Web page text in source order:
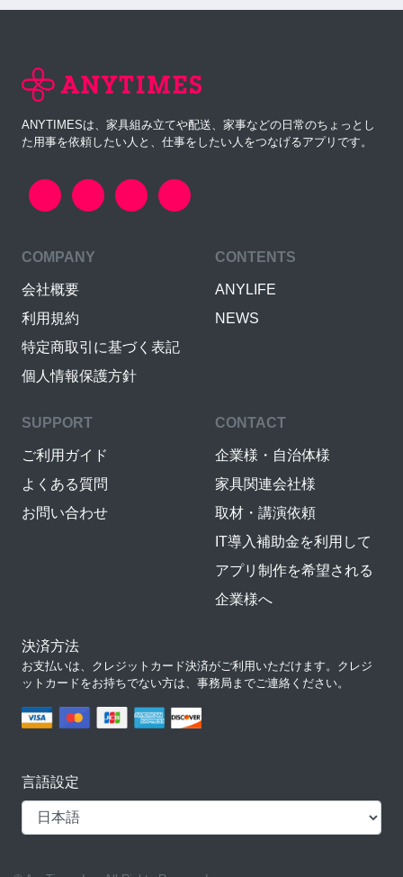
ANYTIMESは、家具組み立てや配送、家事などの日常のちょっとし
た用事を依頼したい人と、仕事をしたい人をつなげるアプリです。
COMPANY
会社概要
利用規約
特定商取引に基づく表記
個人情報保護方針
CONTENTS
ANYLIFE
NEWS
SUPPORT
ご利用ガイド
よくある質問
お問い合わせ
CONTACT
企業様・自治体様
家具関連会社様
取材・講演依頼
IT導入補助金を利用して
アプリ制作を希望される
企業様へ
決済方法
お支払いは、クレジットカード決済がご利用いただけます。クレジ
ットカードをお持ちでない方は、事務局までご連絡ください。
言語設定